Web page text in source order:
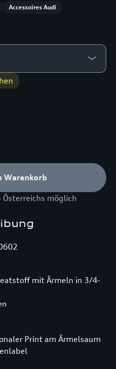
mit Ärmeln in 3/4-
Print am Ärmelsaum
Accessoires Audi
Warenkorb
möglich